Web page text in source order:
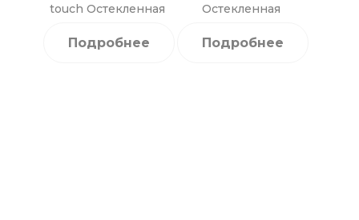
touch Остекленная
Подробнее
Остекленная
Подробнее